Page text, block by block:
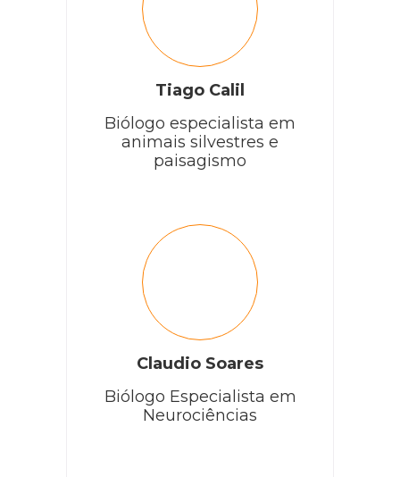
Tiago Calil
Biólogo especialista em
animais silvestres e
paisagismo
Claudio Soares
Biólogo Especialista em
Neurociências